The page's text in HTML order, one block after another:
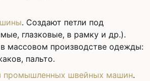
. Создают петли под
глазковые, в рамку и др.).
массовом производстве одежды:
пальто.
промышленных швейных машин.